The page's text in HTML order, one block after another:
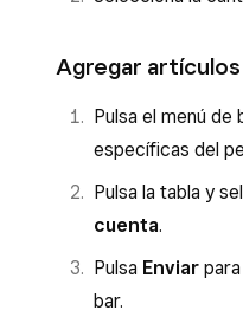
Agregar
Pulsa el menú de
específicas del
Pulsa la tabla y
cuenta.
Pulsa Enviar
bar.